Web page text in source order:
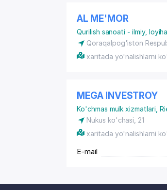
AL ME'MOR
Qurilish sanoati - ilmiy,
Qoraqalpog'iston
xaritada yo'nalishlarni
MEGA INVESTROY
Ko'chmas mulk xizmatlari
Nukus ko'chasi, 21
xaritada yo'nalishlarni
E-mail